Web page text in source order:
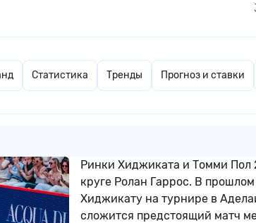
Статистика Тренды Прогноз и ставки
Ринки Хиджиката и Томми Пол
круге Ролан Гаррос. В
Хиджикату на турнире в
сложится предстоящий матч